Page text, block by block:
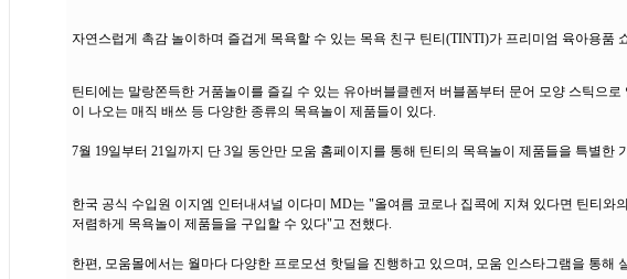
자연스럽게 촉감 놀이하며 즐겁게 목욕할 수 있는 목욕 친구 틴티(TINTI)가 프리미엄 육아용품
틴티에는 말랑쫀득한 거품놀이를 즐길 수 있는 유아버블클렌저 버블폼부터 문어 모양 스틱으
이 나오는 매직 배쓰 등 다양한 종류의 목욕놀이 제품들이 있다.
7월 19일부터 21일까지 단 3일 동안만 모움 홈페이지를 통해 틴티의 목욕놀이 제품들을 특별한
한국 공식 수입원 이지엠 인터내셔널 이다미 MD는 "올여름 코로나 집콕에 지쳐 있다면 틴티
저렴하게 목욕놀이 제품들을 구입할 수 있다"고 전했다.
한편, 모움몰에서는 월마다 다양한 프로모션 핫딜을 진행하고 있으며, 모움 인스타그램을 통해